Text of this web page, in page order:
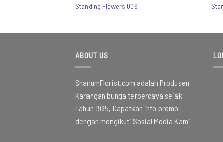
Standing Flowers 009
ABOUT US
ShanumFlorist.com adalah Produsen
Karangan bunga terpercaya sejak
Tahun 1995, Dapatkan info promo
dengan mengikuti Sosial Media Kami